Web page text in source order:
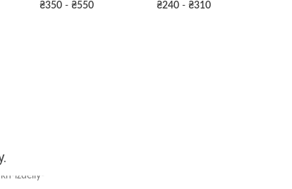
₴350 - ₴550
₴240 - ₴310